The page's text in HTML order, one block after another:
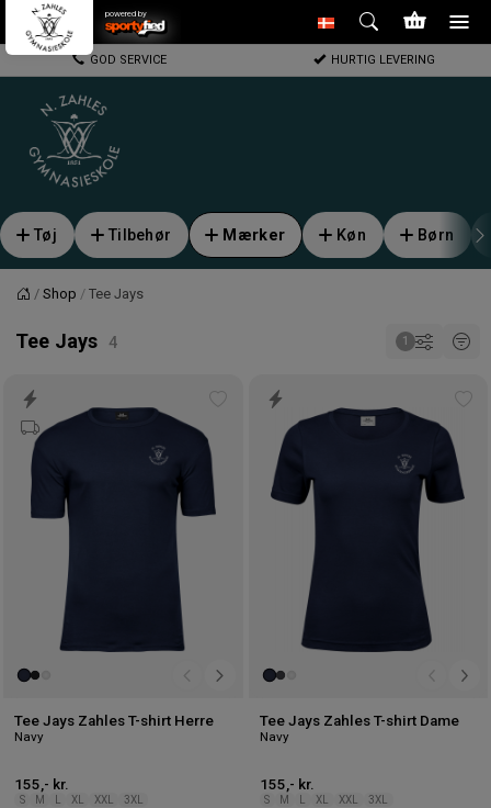
powered by
GOD SERVICE HURTIG LEVERING
Tøj Tilbehør Mærker Køn Børn
Forside
Shop Tee Jays
Tee Jays
ønskeliste
Tee Jays Zahles T-shirt Herre
Navy
155,- kr.
S M L XL XXL 3XL
Tee Jays Zahles T-shirt Dame
Navy
155,- kr.
S M L XL XXL 3XL